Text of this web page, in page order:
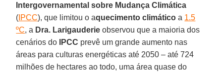
Intergovernamental sobre Mudança Climática
( IPCC), que limitou o aquecimento climático a 1.5
ºC, a Dra. Larigauderie observou que a maioria dos
cenários do
IPCC prevê um grande aumento nas
áreas para culturas energéticas até 2050 – até 724
milhões de hectares ao todo, uma área quase do